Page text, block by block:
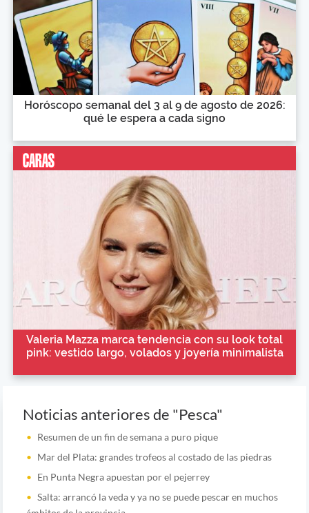
Horóscopo semanal del 3 al 9 de agosto de 2026:
qué le espera a cada signo
Valeria Mazza marca tendencia con su look total
pink: vestido largo, volados y joyería minimalista
Noticias anteriores de "Pesca"
Resumen de un fin de semana a puro pique
Mar del Plata: grandes trofeos al costado de las piedras
En Punta Negra apuestan por el pejerrey
Salta: arrancó la veda y ya no se puede pescar en muchos